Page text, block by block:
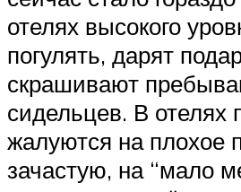
отелях высокого
погулять, дарят
скрашивают
сидельцев. В отелях
жалуются на плохое
зачастую, на “мало